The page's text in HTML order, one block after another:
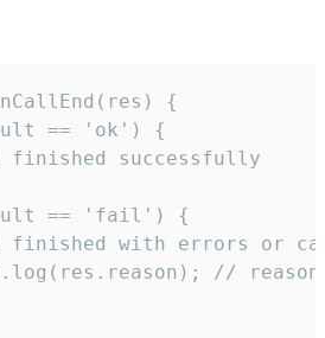
{
== 'ok') {
finished successfully
== 'fail') {
finished with errors or
//